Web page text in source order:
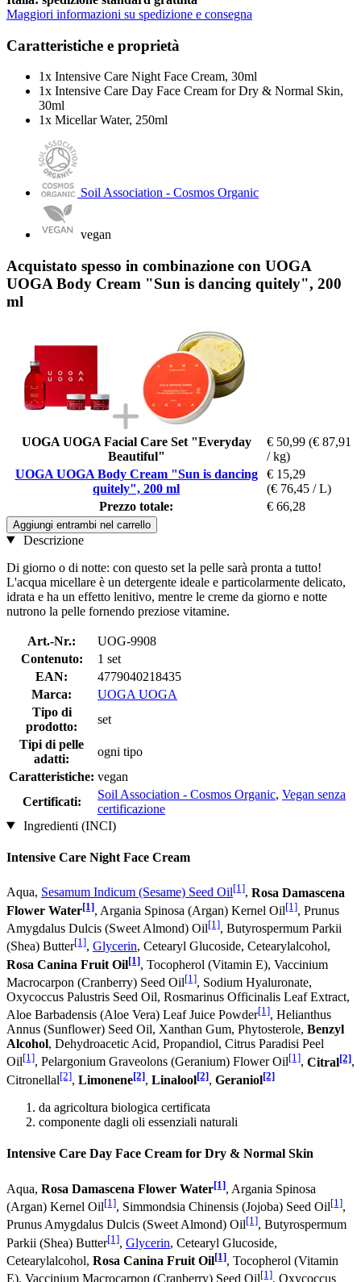
Maggiori informazioni su spedizione e consegna
Caratteristiche e proprietà
1x Intensive Care Night Face Cream, 30ml
1x Intensive Care Day Face Cream for Dry & Normal Skin,
30ml
1x Micellar Water, 250ml
Soil Association - Cosmos Organic
vegan
Acquistato spesso in combinazione con UOGA
UOGA Body Cream "Sun is dancing quitely", 200
ml
UOGA UOGA Facial Care Set "Everyday
Beautiful"
€ 50,99 (€ 87,91
/ kg)
UOGA UOGA Body Cream "Sun is dancing
quitely", 200 ml
€ 15,29
(€ 76,45 / L)
Prezzo totale:
€ 66,28
Aggiungi entrambi nel carrello
Descrizione
Di giorno o di notte: con questo set la pelle sarà pronta a tutto!
L'acqua micellare è un detergente ideale e particolarmente delicato,
idrata e ha un effetto lenitivo, mentre le creme da giorno e notte
nutrono la pelle fornendo preziose vitamine.
Art.-Nr.:
UOG-9908
Contenuto:
1 set
EAN:
4779040218435
Marca:
UOGA UOGA
Tipo di
prodotto:
set
Tipi di pelle
adatti:
ogni tipo
Caratteristiche: vegan
Certificati:
Soil Association - Cosmos Organic, Vegan senza
certificazione
Ingredienti (INCI)
Intensive Care Night Face Cream
Aqua, Sesamum Indicum (Sesame) Seed Oil[1], Rosa Damascena
Flower Water[1], Argania Spinosa (Argan) Kernel Oil[1], Prunus
Amygdalus Dulcis (Sweet Almond) Oil[1], Butyrospermum Parkii
(Shea) Butter[1], Glycerin, Cetearyl Glucoside, Cetearylalcohol,
Rosa Canina Fruit Oil[1], Tocopherol (Vitamin E), Vaccinium
Macrocarpon (Cranberry) Seed Oil[1], Sodium Hyaluronate,
Oxycoccus Palustris Seed Oil, Rosmarinus Officinalis Leaf Extract,
Aloe Barbadensis (Aloe Vera) Leaf Juice Powder[1], Helianthus
Annus (Sunflower) Seed Oil, Xanthan Gum, Phytosterole, Benzyl
Alcohol, Dehydroacetic Acid, Propandiol, Citrus Paradisi Peel
Oil[1], Pelargonium Graveolons (Geranium) Flower Oil[1], Citral[2],
Citronellal[2], Limonene[2], Linalool[2], Geraniol[2]
da agricoltura biologica certificata
componente dagli oli essenziali naturali
Intensive Care Day Face Cream for Dry & Normal Skin
Aqua, Rosa Damascena Flower Water[1], Argania Spinosa
(Argan) Kernel Oil[1], Simmondsia Chinensis (Jojoba) Seed Oil[1],
Prunus Amygdalus Dulcis (Sweet Almond) Oil[1], Butyrospermum
Parkii (Shea) Butter[1], Glycerin, Cetearyl Glucoside,
Cetearylalcohol, Rosa Canina Fruit Oil[1], Tocopherol (Vitamin
E), Vaccinium Macrocarpon (Cranberry) Seed Oil [1], Oxycoccus